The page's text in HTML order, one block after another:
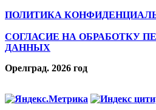
ПОЛИТИКА
СОГЛАСИЕ НА ОБРАБОТКУ
ДАННЫХ
Орелград. 2026 год